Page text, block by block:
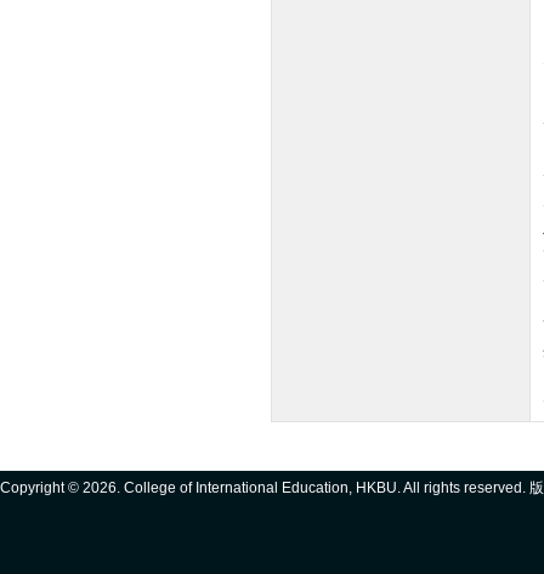
Copyright © 2026. College of International Education, HKBU. All rights reserved.